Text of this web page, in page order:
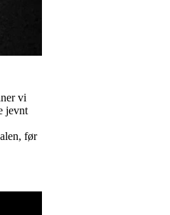
vi
jevnt
før